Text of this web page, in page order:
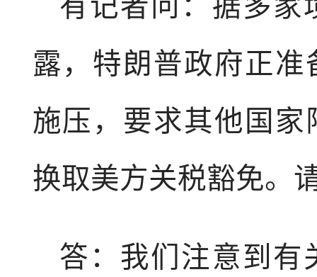
露，特朗普政府正
施压，要求其他国
换取美方关税豁免。
答：我们注意到